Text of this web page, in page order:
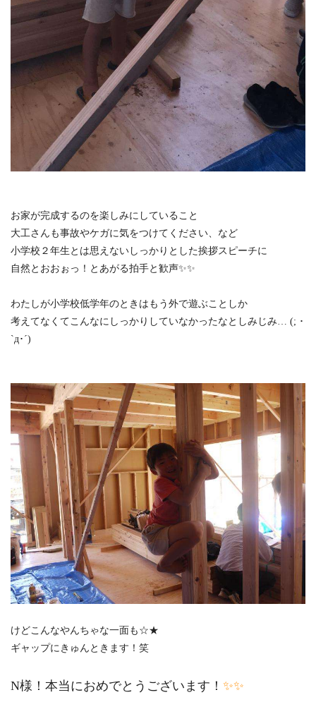
お家が完成するのを楽しみにしていること
大工さんも事故やケガに気をつけてください、など
小学校２年生とは思えないしっかりとした挨拶スピーチに
自然とおおぉっ！とあがる拍手と歓声✨✨
わたしが小学校低学年のときはもう外で遊ぶことしか
考えてなくてこんなにしっかりしていなかったなとしみじみ… (; ･
`д･´)
けどこんなやんちゃな一面も☆★
ギャップにきゅんときます！笑
N様！本当におめでとうございます！ ✨✨